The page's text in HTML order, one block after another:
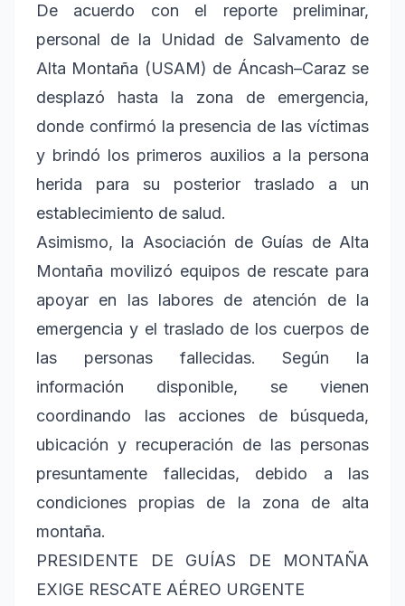
De acuerdo con el reporte preliminar,
personal de la Unidad de Salvamento de
Alta Montaña (USAM) de Áncash–Caraz se
desplazó hasta la zona de emergencia,
donde confirmó la presencia de las víctimas
y brindó los primeros auxilios a la persona
herida para su posterior traslado a un
establecimiento de salud.
Asimismo, la Asociación de Guías de Alta
Montaña movilizó equipos de rescate para
apoyar en las labores de atención de la
emergencia y el traslado de los cuerpos de
las personas fallecidas. Según la
información disponible, se vienen
coordinando las acciones de búsqueda,
ubicación y recuperación de las personas
presuntamente fallecidas, debido a las
condiciones propias de la zona de alta
montaña.
PRESIDENTE DE GUÍAS DE MONTAÑA
EXIGE RESCATE AÉREO URGENTE